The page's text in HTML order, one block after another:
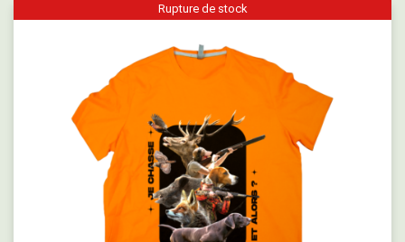
Rupture de stock